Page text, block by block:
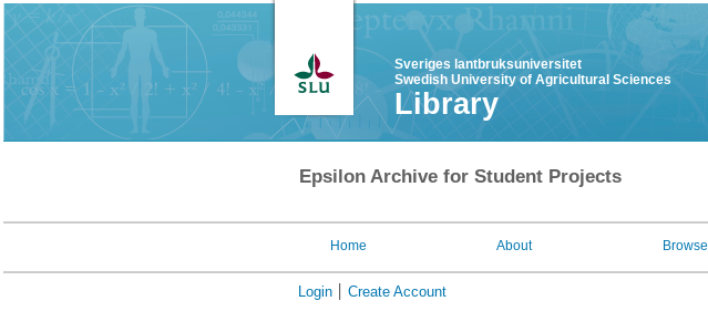
Sveriges lantbruksuniversitet
Swedish University of Agricultural Sciences
Library
Epsilon Archive for Student Projects
Home About Browse
Login Create Account